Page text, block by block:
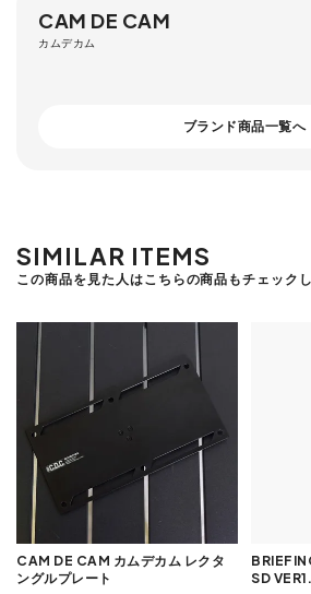
CAM DE CAM
カムデカム
ブランド商品一覧へ
SIMILAR ITEMS
この商品を見た人はこちらの商品もチェック
CAM DE CAM カムデカム レクタ
ングルプレート
SD